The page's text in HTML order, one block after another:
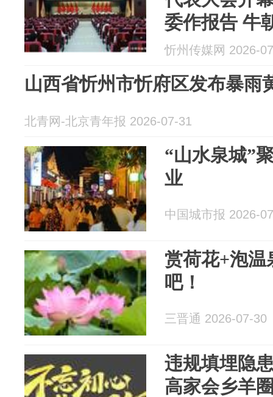
委作报告 牛
忻州传媒网 2026-
山西省忻州市忻府区发布暴雨
北青网-北京青年报 2026-07-31
“山水泉城”
业
中国城市报 2026-
赏荷花+泡温
吧！
三晋通 2026-07-30
违规填埋隐
高家会乡羊